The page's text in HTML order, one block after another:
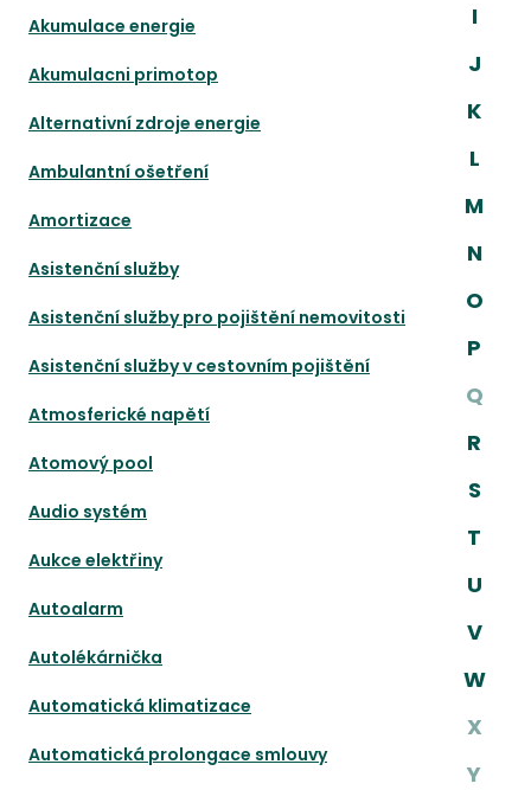
I
J
K
L
M
N
O
P
Q
R
S
T
U
V
W
X
Y
Akumulace energie
Akumulacni primotop
Alternativní zdroje energie
Ambulantní ošetření
Amortizace
Asistenční služby
Asistenční služby pro pojištění nemovitosti
Asistenční služby v cestovním pojištění
Atmosferické napětí
Atomový pool
Audio systém
Aukce elektřiny
Autoalarm
Autolékárnička
Automatická klimatizace
Automatická prolongace smlouvy